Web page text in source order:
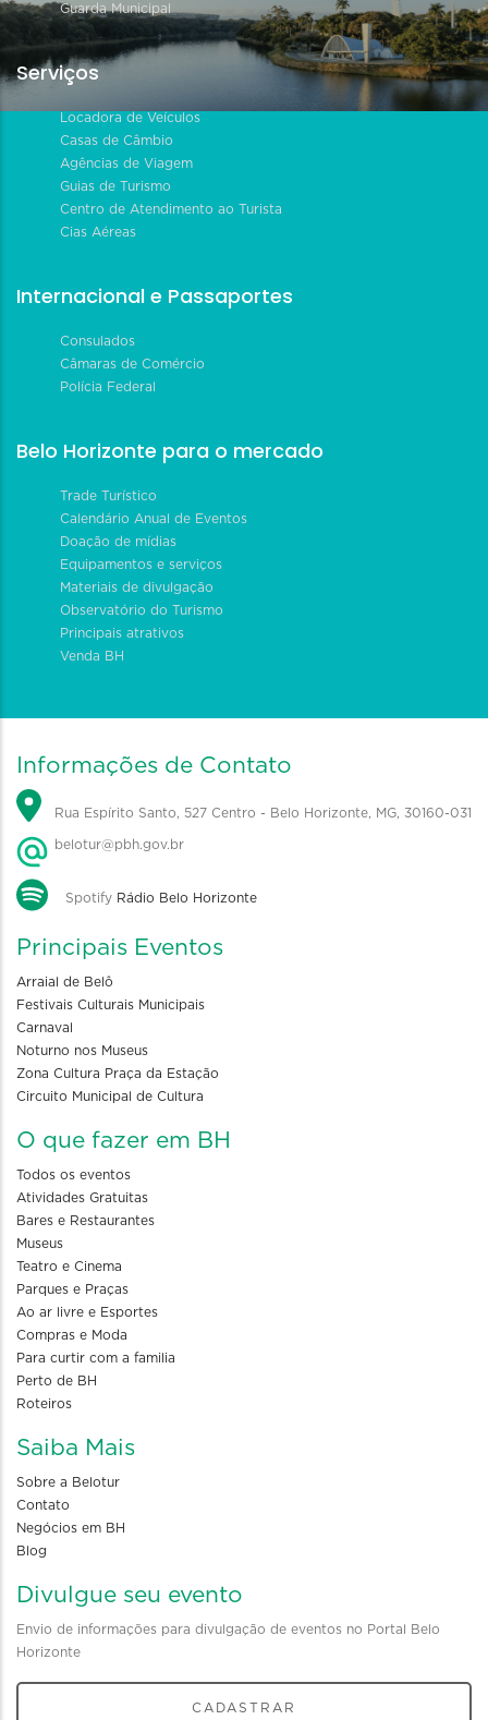
Guarda Municipal
Serviços
Locadora de Veículos
Casas de Câmbio
Agências de Viagem
Guias de Turismo
Centro de Atendimento ao Turista
Cias Aéreas
Internacional e Passaportes
Consulados
Câmaras de Comércio
Polícia Federal
Belo Horizonte para o mercado
Trade Turístico
Calendário Anual de Eventos
Doação de mídias
Equipamentos e serviços
Materiais de divulgação
Observatório do Turismo
Principais atrativos
Venda BH
Informações de Contato
Rua Espírito Santo, 527 Centro - Belo Horizonte, MG, 30160-031
belotur@pbh.gov.br
Spotify Rádio Belo Horizonte
Principais Eventos
Arraial de Belô
Festivais Culturais Municipais
Carnaval
Noturno nos Museus
Zona Cultura Praça da Estação
Circuito Municipal de Cultura
O que fazer em BH
Todos os eventos
Atividades Gratuitas
Bares e Restaurantes
Museus
Teatro e Cinema
Parques e Praças
Ao ar livre e Esportes
Compras e Moda
Para curtir com a familia
Perto de BH
Roteiros
Saiba Mais
Sobre a Belotur
Contato
Negócios em BH
Blog
Divulgue seu evento
Envio de informações para divulgação de eventos no Portal Belo
Horizonte
CADASTRAR